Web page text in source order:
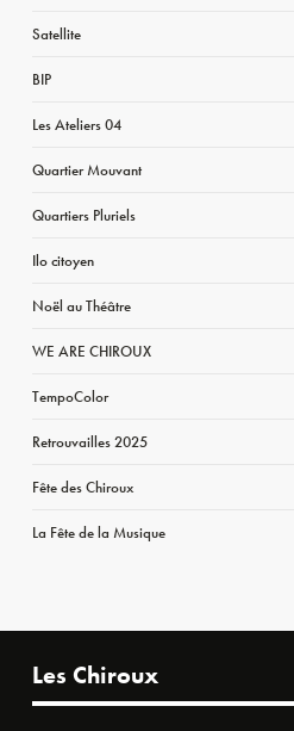
Satellite
BIP
Les Ateliers 04
Quartier Mouvant
Quartiers Pluriels
Ilo citoyen
Noël au Théâtre
WE ARE CHIROUX
TempoColor
Retrouvailles 2025
Fête des Chiroux
La Fête de la Musique
Les Chiroux